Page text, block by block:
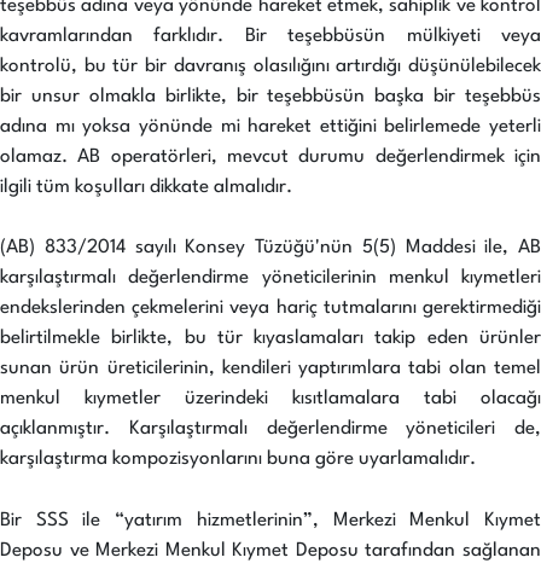
teşebbüs adına veya yönünde hareket etmek, sahiplik ve kontrol
kavramlarından farklıdır. Bir teşebbüsün mülkiyeti veya
kontrolü, bu tür bir davranış olasılığını artırdığı düşünülebilecek
bir unsur olmakla birlikte, bir teşebbüsün başka bir teşebbüs
adına mı yoksa yönünde mi hareket ettiğini belirlemede yeterli
olamaz. AB operatörleri, mevcut durumu değerlendirmek için
ilgili tüm koşulları dikkate almalıdır.
(AB) 833/2014 sayılı Konsey Tüzüğü'nün 5(5) Maddesi ile, AB
karşılaştırmalı değerlendirme yöneticilerinin menkul kıymetleri
endekslerinden çekmelerini veya hariç tutmalarını gerektirmediği
belirtilmekle birlikte, bu tür kıyaslamaları takip eden ürünler
sunan ürün üreticilerinin, kendileri yaptırımlara tabi olan temel
menkul kıymetler üzerindeki kısıtlamalara tabi olacağı
açıklanmıştır. Karşılaştırmalı değerlendirme yöneticileri de,
karşılaştırma kompozisyonlarını buna göre uyarlamalıdır.
Bir SSS ile “yatırım hizmetlerinin”, Merkezi Menkul Kıymet
Deposu ve Merkezi Menkul Kıymet Deposu tarafından sağlanan